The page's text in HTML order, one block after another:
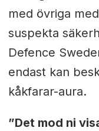
med övriga
suspekta
Defence
endast kan
kåkfarar-aura.
”Det mod ni